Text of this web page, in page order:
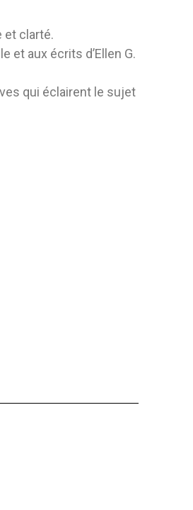
et clarté.
et aux écrits d’Ellen G.
qui éclairent le sujet